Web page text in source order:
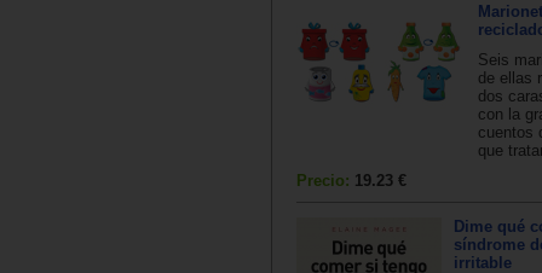
Seis
de ellas
dos
con la
cuentos
que
Precio: 19.23 €
Dime qué
síndrome
irritable